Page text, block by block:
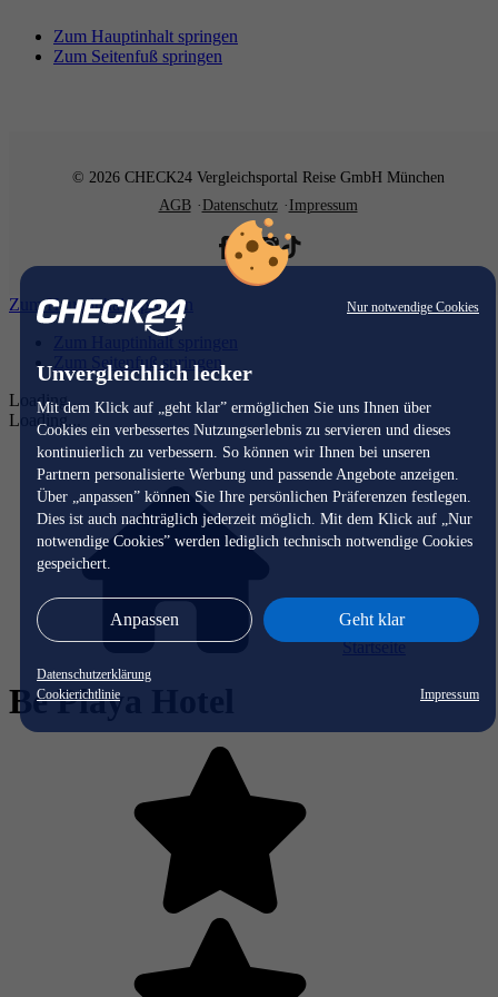
Nur notwendige Cookies
Unvergleichlich lecker
Mit dem Klick auf „geht klar” ermöglichen Sie uns Ihnen über
Cookies ein verbessertes Nutzungserlebnis zu servieren und dieses
kontinuierlich zu verbessern. So können wir Ihnen bei unseren
Partnern personalisierte Werbung und passende Angebote anzeigen.
Über „anpassen” können Sie Ihre persönlichen Präferenzen festlegen.
Dies ist auch nachträglich jederzeit möglich. Mit dem Klick auf „Nur
notwendige Cookies” werden lediglich technisch notwendige Cookies
gespeichert.
Anpassen Geht klar
Datenschutzerklärung
Cookierichtlinie
Impressum
Zum Hauptinhalt springen
Zum Seitenfuß springen
© 2026 CHECK24 Vergleichsportal Reise GmbH München
AGB
Datenschutz Impressum
Zum Hauptinhalt springen
Zum Hauptinhalt springen
Zum Seitenfuß springen
Loading...
Loading...
Startseite
Be Playa Hotel